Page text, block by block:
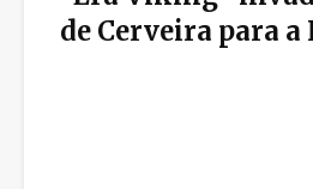
de Cerveira para a